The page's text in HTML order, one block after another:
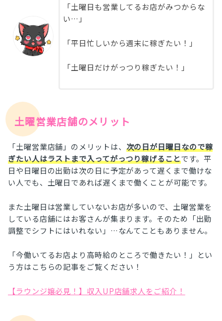
「土曜日も営業してるお店がみつからな
い…」
「平日忙しいから週末に稼ぎたい！」
「土曜日だけがっつり稼ぎたい！」
土曜営業店舗のメリット
「土曜営業店舗」のメリットは、 次の日が日曜日なので稼
ぎたい人はラストまで入ってがっつり稼げることです。平
日や日曜日の出勤は次の日に予定があって遅くまで働けな
い人でも、土曜日であれば遅くまで働くことが可能です。
また土曜日は営業していないお店が多いので、土曜営業を
している店舗にはお客さんが集まります。そのため「出勤
調整でシフトにはいれない」…なんてこともありません。
「今働いてるお店より高時給のところで働きたい！」とい
う方はこちらの記事をご覧ください！
【ラウンジ嬢必見！】収入UP店舗求人をご紹介！